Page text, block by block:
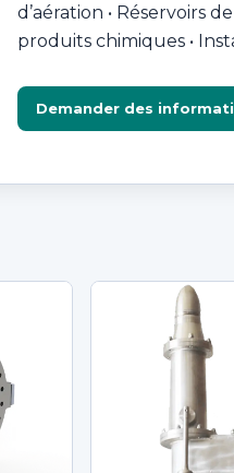
d’aération • Réservoirs
produits chimiques •
Demander des